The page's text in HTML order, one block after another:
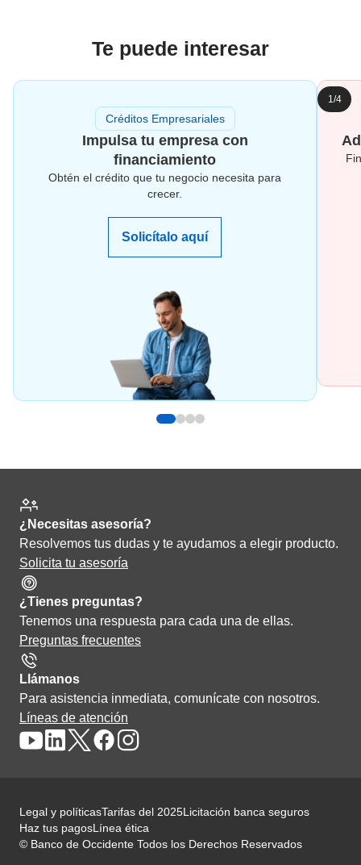
Te puede interesar
1/4
Créditos Empresariales
Impulsa tu empresa con
financiamiento
Obtén el crédito que tu negocio necesita para
crecer.
Solicítalo aquí
¿Necesitas asesoría?
Resolvemos tus dudas y te ayudamos a elegir producto.
Solicita tu asesoría
¿Tienes preguntas?
Tenemos una respuesta para cada una de ellas.
Preguntas frecuentes
Llámanos
Para asistencia inmediata, comunícate con nosotros.
Líneas de atención
Legal y políticasTarifas del 2025Licitación banca seguros
Haz tus pagosLínea ética
© Banco de Occidente Todos los Derechos Reservados